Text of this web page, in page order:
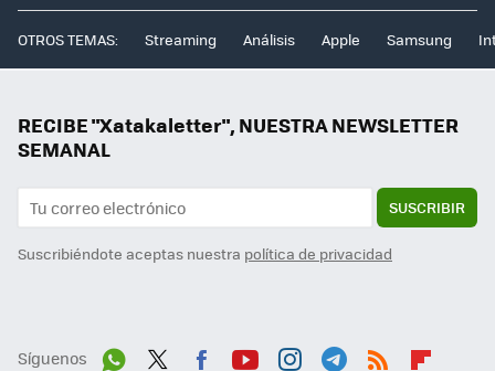
OTROS TEMAS: Streaming Análisis Apple Samsung
RECIBE "Xatakaletter", NUESTRA NEWSLETTER
SEMANAL
SUSCRIBIR
Suscribiéndote aceptas nuestra política de privacidad
Síguenos